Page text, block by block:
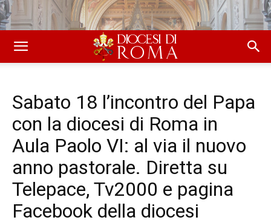
Sabato 18 l’incontro del Papa
con la diocesi di Roma in
Aula Paolo VI: al via il nuovo
anno pastorale. Diretta su
Telepace, Tv2000 e pagina
Facebook della diocesi